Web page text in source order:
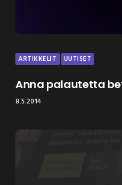
ARTIKKELIT UUTISET
Anna palautetta
8.5.2014